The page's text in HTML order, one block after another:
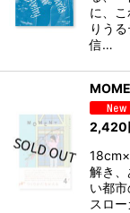
に、
りう
信…
2,420
解き
い都
スロ